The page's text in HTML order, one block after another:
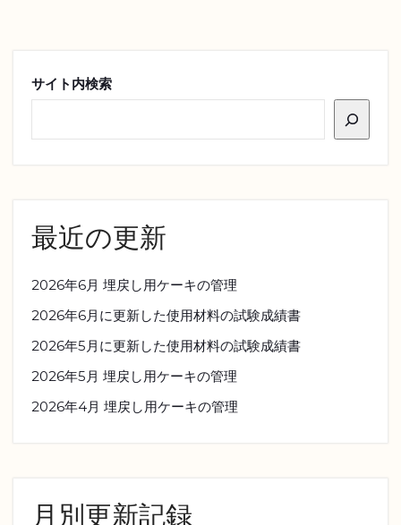
サイト内検索
最近の更新
2026年6月 埋戻し用ケーキの管理
2026年6月に更新した使用材料の試験成績書
2026年5月に更新した使用材料の試験成績書
2026年5月 埋戻し用ケーキの管理
2026年4月 埋戻し用ケーキの管理
月別更新記録